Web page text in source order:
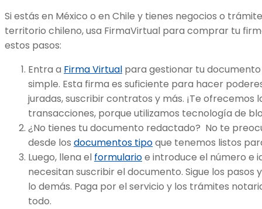
Si estás en México o en Chile y tienes negocios o
territorio chileno, usa FirmaVirtual para comprar tu
estos pasos:
Entra a Firma Virtual para gestionar tu
simple. Esta firma es suficiente para hacer
juradas, suscribir contratos y más. ¡Te ofrecemos
transacciones, porque utilizamos tecnología de
¿No tienes tu documento redactado? No te
desde los documentos tipoque tenemos listos
Luego, llena el formularioe introduce el número e
necesitan suscribir el documento. Sigue los pasos
lo demás. Paga por el servicio y los trámites
todo.